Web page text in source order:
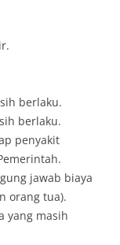
berlaku.
berlaku.
penyakit
jawab biaya
orang tua).
yang masih